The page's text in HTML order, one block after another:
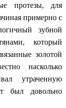
протезы, для
примерно с
зубной
который
золотой
насколько
утраченную
был довольно